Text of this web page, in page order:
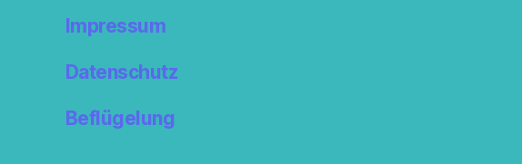
Impressum
Datenschutz
Beflügelung